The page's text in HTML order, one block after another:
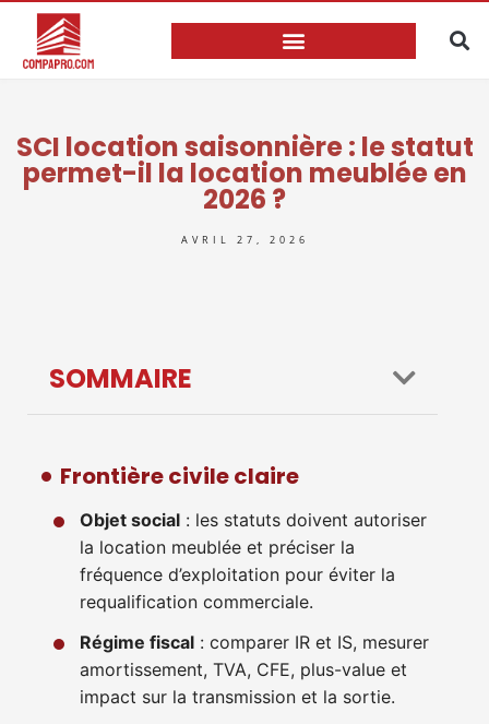
SCI location saisonnière : le statut
permet-il la location meublée en
2026 ?
AVRIL 27, 2026
SOMMAIRE
Frontière civile claire
Objet social : les statuts doivent autoriser
la location meublée et préciser la
fréquence d’exploitation pour éviter la
requalification commerciale.
Régime fiscal : comparer IR et IS, mesurer
amortissement, TVA, CFE, plus-value et
impact sur la transmission et la sortie.